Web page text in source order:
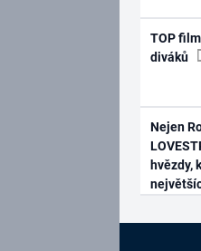
TOP
diváků
Nejen
hvězdy,